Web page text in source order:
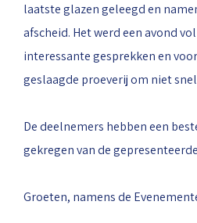
laatste glazen geleegd en
afscheid. Het werd een avond
interessante gesprekken en
geslaagde proeverij om niet
De deelnemers hebben een
gekregen van de
Groeten, namens de